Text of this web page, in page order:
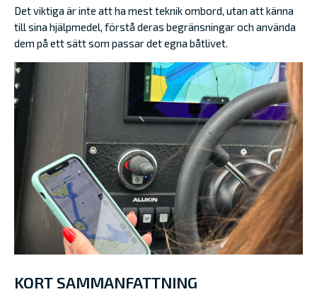
Det viktiga är inte att ha mest teknik ombord, utan att känna
till sina hjälpmedel, förstå deras begränsningar och använda
dem på ett sätt som passar det egna båtlivet.
KORT SAMMANFATTNING